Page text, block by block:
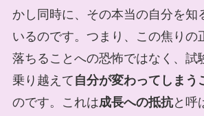
かし同時に、その本当の自分を知
いるのです。つまり、この焦りの
落ちることへの恐怖ではなく、試
乗り越えて 自分が変わってしまう
のです。これは成長への抵抗と呼